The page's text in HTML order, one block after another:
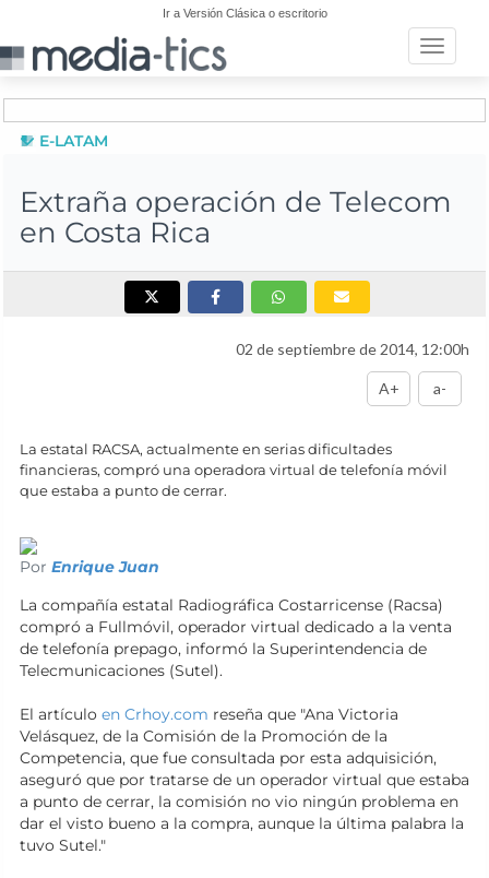
Ir a Versión Clásica o escritorio
Toggle
E-LATAM
Extraña operación de Telecom
en Costa Rica
02 de septiembre de 2014, 12:00h
A+ a-
La estatal RACSA, actualmente en serias dificultades
financieras, compró una operadora virtual de telefonía móvil
que estaba a punto de cerrar.
Por Enrique Juan
La compañía estatal Radiográfica Costarricense (Racsa)
compró a Fullmóvil, operador virtual dedicado a la venta
de telefonía prepago, informó la Superintendencia de
Telecmunicaciones (Sutel).
El artículo en Crhoy.com reseña que "Ana Victoria
Velásquez, de la Comisión de la Promoción de la
Competencia, que fue consultada por esta adquisición,
aseguró que por tratarse de un operador virtual que estaba
a punto de cerrar, la comisión no vio ningún problema en
dar el visto bueno a la compra, aunque la última palabra la
tuvo Sutel."